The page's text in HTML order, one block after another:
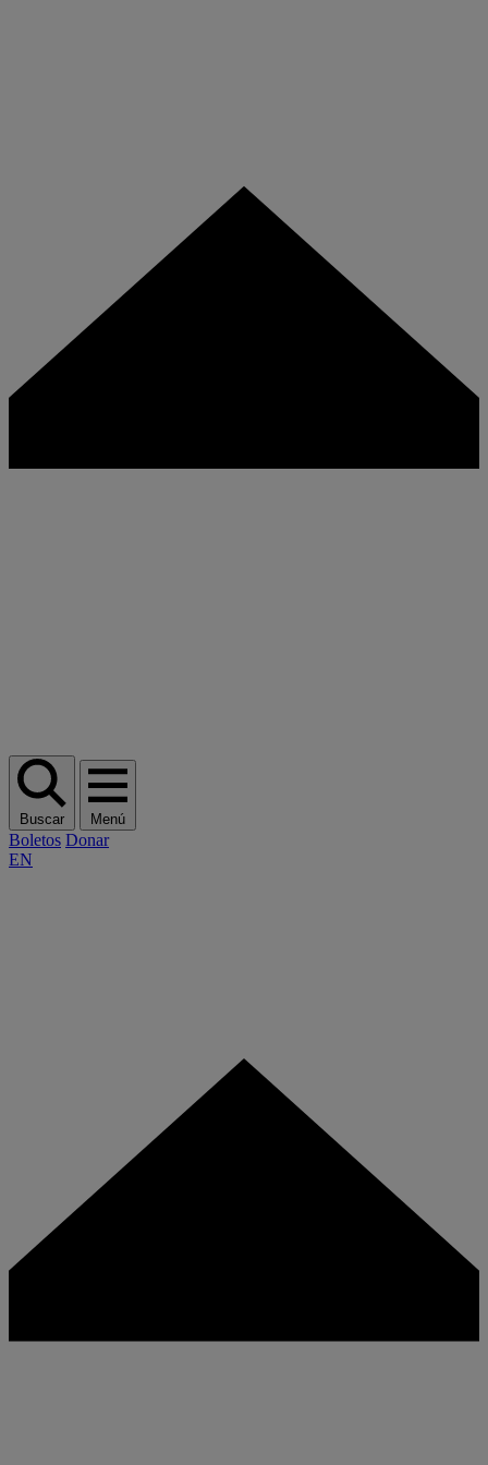
Buscar Menú
Boletos Donar
EN